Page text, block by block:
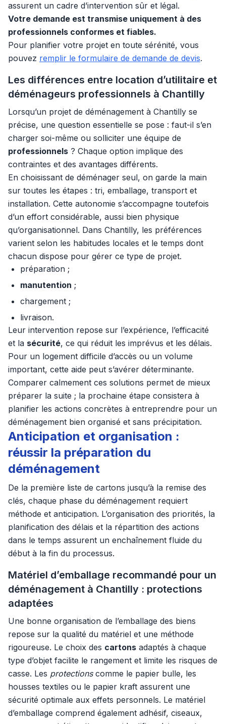
assurent un cadre d’intervention sûr et légal.
Votre demande est transmise uniquement à des
professionnels conformes et fiables.
Pour planifier votre projet en toute sérénité, vous
pouvez remplir le formulaire de demande de devis.
Les différences entre location d’utilitaire et
déménageurs professionnels à Chantilly
Lorsqu’un projet de déménagement à Chantilly se
précise, une question essentielle se pose : faut-il s’en
charger soi-même ou solliciter une équipe de
professionnels ? Chaque option implique des
contraintes et des avantages différents.
En choisissant de déménager seul, on garde la main
sur toutes les étapes : tri, emballage, transport et
installation. Cette autonomie s’accompagne toutefois
d’un effort considérable, aussi bien physique
qu’organisationnel. Dans Chantilly, les préférences
varient selon les habitudes locales et le temps dont
chacun dispose pour gérer ce type de projet.
préparation ;
manutention ;
chargement ;
livraison.
Leur intervention repose sur l’expérience, l’efficacité
et la sécurité, ce qui réduit les imprévus et les délais.
Pour un logement difficile d’accès ou un volume
important, cette aide peut s’avérer déterminante.
Comparer calmement ces solutions permet de mieux
préparer la suite ; la prochaine étape consistera à
planifier les actions concrètes à entreprendre pour un
déménagement bien organisé et sans précipitation.
Anticipation et organisation :
réussir la préparation du
déménagement
De la première liste de cartons jusqu’à la remise des
clés, chaque phase du déménagement requiert
méthode et anticipation. L’organisation des priorités, la
planification des délais et la répartition des actions
dans le temps assurent un enchaînement fluide du
début à la fin du processus.
Matériel d’emballage recommandé pour un
déménagement à Chantilly : protections
adaptées
Une bonne organisation de l’emballage des biens
repose sur la qualité du matériel et une méthode
rigoureuse. Le choix des cartons adaptés à chaque
type d’objet facilite le rangement et limite les risques de
casse. Les protectionscomme le papier bulle, les
housses textiles ou le papier kraft assurent une
sécurité optimale aux effets personnels. Le matériel
d’emballage comprend également adhésif, ciseaux,